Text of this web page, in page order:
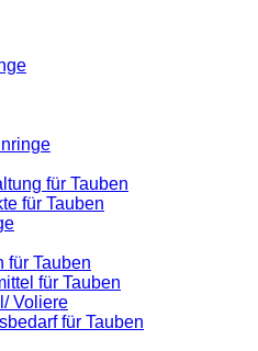
für Tauben
für Tauben
für Tauben
für Tauben
Voliere
für Tauben